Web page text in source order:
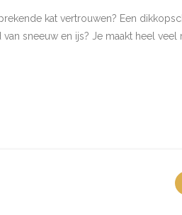
kat vertrouwen? Een
sneeuw en ijs? Je maakt heel veel